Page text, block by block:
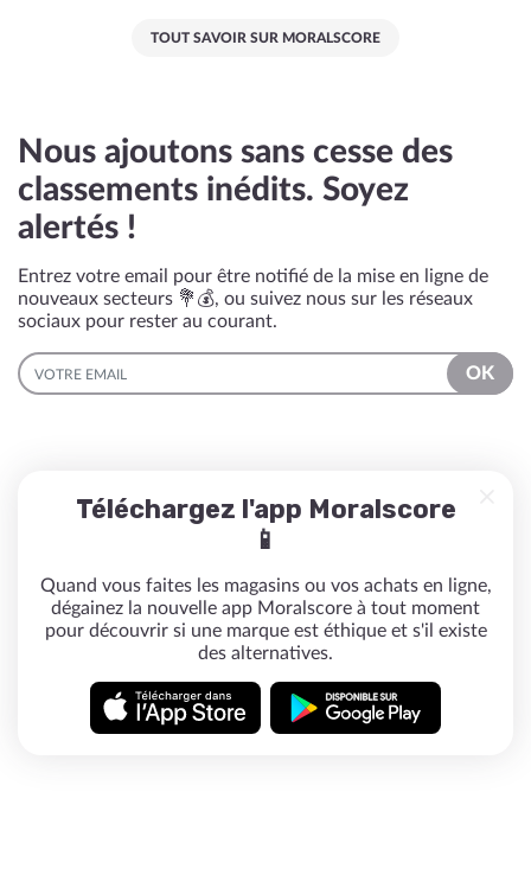
TOUT SAVOIR SUR MORALSCORE
Nous ajoutons sans cesse des
classements inédits. Soyez
alertés !
Entrez votre email pour être notifié de la mise en ligne de
nouveaux secteurs 💐💰, ou suivez nous sur les réseaux
sociaux pour rester au courant.
EMAIL
OK
Téléchargez l'app Moralscore
📱
Quand vous faites les magasins ou vos achats en ligne,
dégainez la nouvelle app Moralscore à tout moment
pour découvrir si une marque est éthique et s'il existe
des alternatives.